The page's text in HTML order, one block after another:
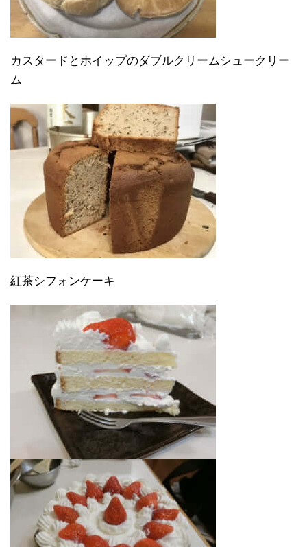
カスタードとホイップのダブルクリームシュークリー
ム
紅茶シフォンケーキ